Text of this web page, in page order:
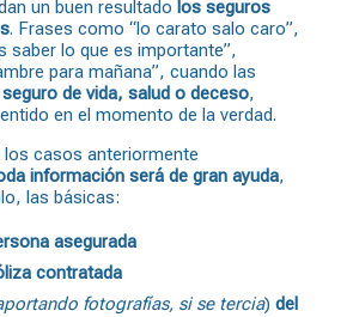
un buen resultado los seguros
. Frases como “lo carato salo caro”,
saber lo que es importante”,
para mañana”, cuando las
seguro de vida, salud o deceso,
en el momento de la verdad.
los casos anteriormente
información será de gran ayuda,
las básicas:
asegurada
contratada
fotografías, si se tercia) del